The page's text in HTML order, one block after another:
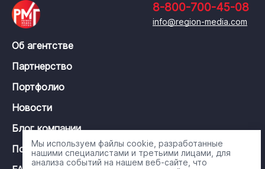
8-800-700-45-08
info@region-media.com
Об агентстве
Партнерство
Портфолио
Новости
Блог компании
Политика конфиденциальности
Мы используем файлы cookie, разработанные
нашими специалистами и третьими лицами, для
анализа событий на нашем веб-сайте, что